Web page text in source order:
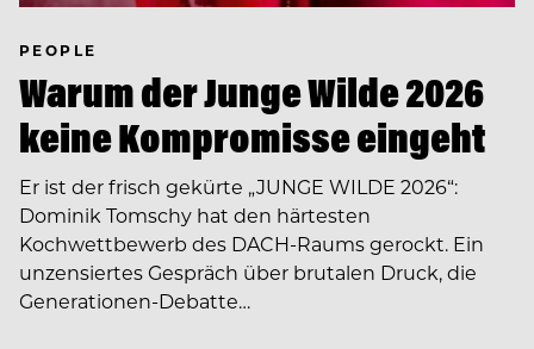
PEOPLE
Warum der Junge Wilde 2026
keine Kompromisse eingeht
Er ist der frisch gekürte „JUNGE WILDE 2026“:
Dominik Tomschy hat den härtesten
Kochwettbewerb des DACH-Raums gerockt. Ein
unzensiertes Gespräch über brutalen Druck, die
Generationen-Debatte…